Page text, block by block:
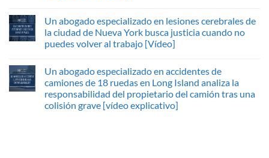
Un abogado especializado en lesiones cerebrales de
la ciudad de Nueva York busca justicia cuando no
puedes volver al trabajo [Vídeo]
Un abogado especializado en accidentes de
camiones de 18 ruedas en Long Island analiza la
responsabilidad del propietario del camión tras una
colisión grave [vídeo explicativo]